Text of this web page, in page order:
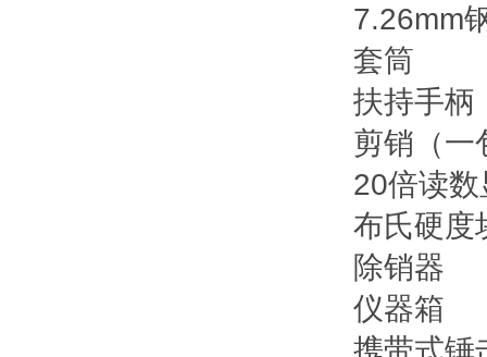
7.26mm
套筒
扶持手柄
剪销（一
20倍读
布氏硬度
除销器
仪器箱
携带式锤